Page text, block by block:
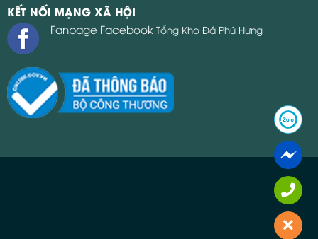
KẾT NỐI MẠNG XÃ HỘI
Fanpage Facebook Tổng Kho Đá Phú Hưng